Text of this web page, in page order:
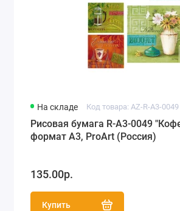
На складе Код товара: AZ-R-A3-0049
Рисовая бумага R-A3-0049
формат А3, ProArt (Россия)
135.00р.
Купить